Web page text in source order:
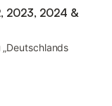
2023, 2024 &